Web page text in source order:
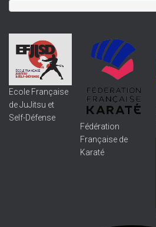
Ecole Française
de JuJitsu et
Self-Défense
Fédération
Française de
Karaté